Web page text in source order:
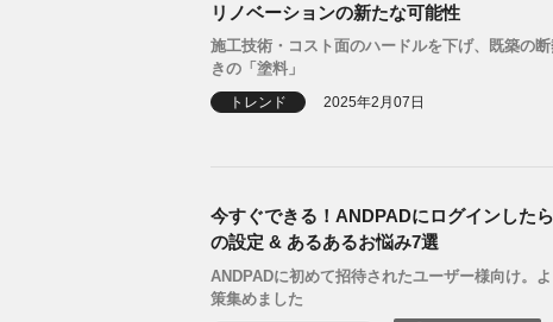
リノベーションの新たな可能性
施工技術・コスト面のハードルを下げ、既築の
きの「塗料」
トレンド 2025年2月07日
今すぐできる！ANDPADにログインした
の設定 & あるあるお悩み7選
ANDPADに初めて招待されたユーザー様向け。
策集めました